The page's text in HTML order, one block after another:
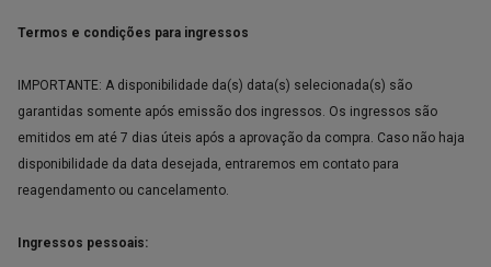
Termos e condições para ingressos
IMPORTANTE: A disponibilidade da(s) data(s) selecionada(s) são
garantidas somente após emissão dos ingressos. Os ingressos são
emitidos em até 7 dias úteis após a aprovação da compra. Caso não haja
disponibilidade da data desejada, entraremos em contato para
reagendamento ou cancelamento.
Ingressos pessoais: